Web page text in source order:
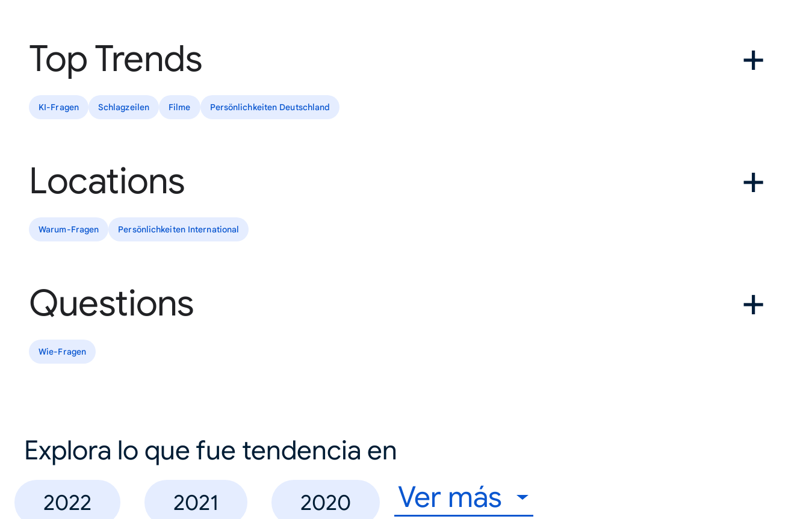
Top Trends
KI-Fragen Schlagzeilen Filme Persönlichkeiten Deutschland
Locations
Warum-Fragen Persönlichkeiten International
Questions
Wie-Fragen
Explora lo que fue tendencia en
2022 2021 2020 Ver más